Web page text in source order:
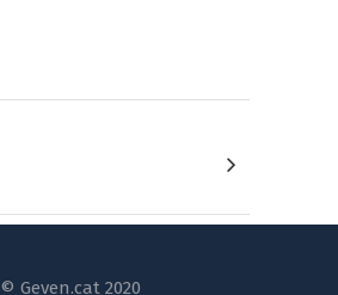
© Geven.cat 2020